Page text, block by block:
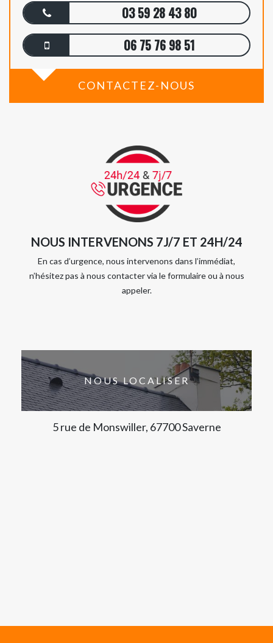
03 59 28 43 80
06 75 76 98 51
CONTACTEZ-NOUS
NOUS INTERVENONS 7J/7 ET 24H/24
En cas d’urgence, nous intervenons dans l’immédiat,
n’hésitez pas à nous contacter via le formulaire ou à nous
appeler.
NOUS LOCALISER
5 rue de Monswiller, 67700 Saverne